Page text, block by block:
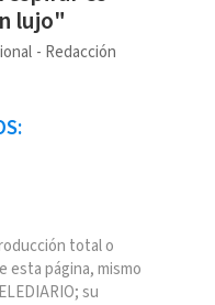
lujo"
Redacción
total o
esta página, mismo
su